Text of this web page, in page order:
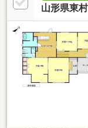
山形県東